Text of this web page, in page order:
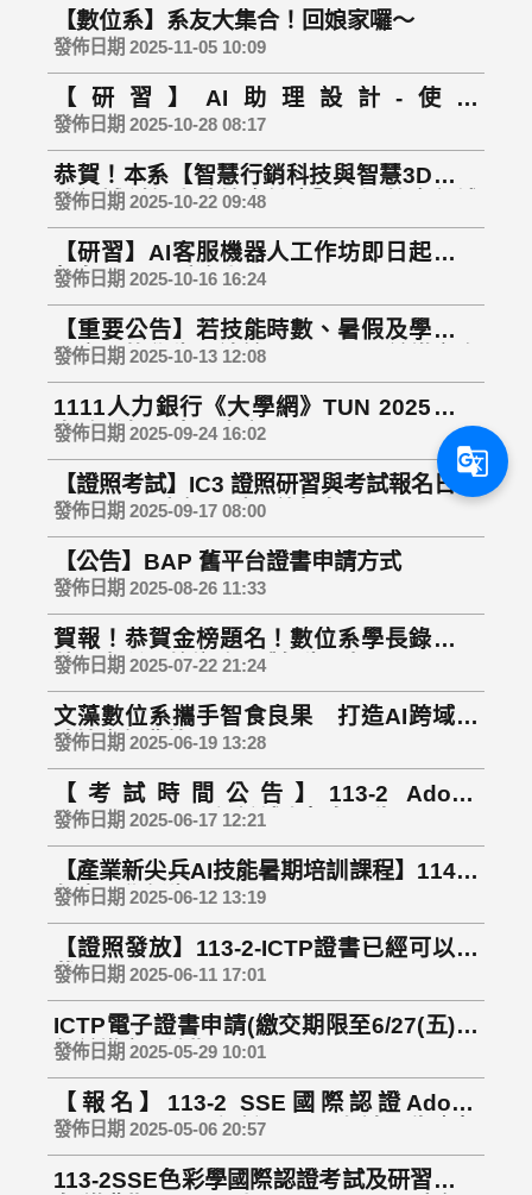
【數位系】系友大集合！回娘家囉～
發佈日期 2025-11-05 10:09
【研習】AI助理設計-使用
FLASK+LINE+GOOGLE GEMINI API 研
習 11/1(六)
發佈日期 2025-10-28 08:17
恭賀！本系【智慧行銷科技與智慧3D設計
跨領域創新人才培育計畫】通過教育部補
助300萬！
發佈日期 2025-10-22 09:48
【研習】AI客服機器人工作坊即日起開始
報名至10/23中午起
發佈日期 2025-10-16 16:24
【重要公告】若技能時數、暑假及學期需
要實習的學生，請於11/21(五)以前繳交資
料，逾期不受理
發佈日期 2025-10-13 12:08
1111人力銀行《大學網》TUN 2025「最
夯系所 短影音」大賽
發佈日期 2025-09-24 16:02
【證照考試】IC3 證照研習與考試報名日起
至9/26(五)中午12點開放報名
發佈日期 2025-09-17 08:00
【公告】BAP 舊平台證書申請方式
發佈日期 2025-08-26 11:33
賀報！恭賀金榜題名！數位系學長錄取海
外研究所，數位系全體師生同賀！
發佈日期 2025-07-22 21:24
文藻數位系攜手智食良果 打造AI跨域人
才培育新典範
發佈日期 2025-06-19 13:28
【考試時間公告】113-2 Adobe
Photoshop CC認證補考報名公告!
發佈日期 2025-06-17 12:21
【產業新尖兵AI技能暑期培訓課程】114學
年度入學新生
發佈日期 2025-06-12 13:19
【證照發放】113-2-ICTP證書已經可以下
載囉！！
發佈日期 2025-06-11 17:01
ICTP電子證書申請(繳交期限至6/27(五)中
午前繳交，逾期不受理)
發佈日期 2025-05-29 10:01
【報名】113-2 SSE國際認證Adobe
Photoshop CC認證研習及考試公告｜報
名/繳費期間：即日起 - 114/05/26(一)
發佈日期 2025-05-06 20:57
113-2SSE色彩學國際認證考試及研習｜報
g_translate